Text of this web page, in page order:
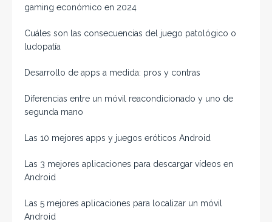
gaming económico en 2024
Cuáles son las consecuencias del juego patológico o
ludopatía
Desarrollo de apps a medida: pros y contras
Diferencias entre un móvil reacondicionado y uno de
segunda mano
Las 10 mejores apps y juegos eróticos Android
Las 3 mejores aplicaciones para descargar vídeos en
Android
Las 5 mejores aplicaciones para localizar un móvil
Android